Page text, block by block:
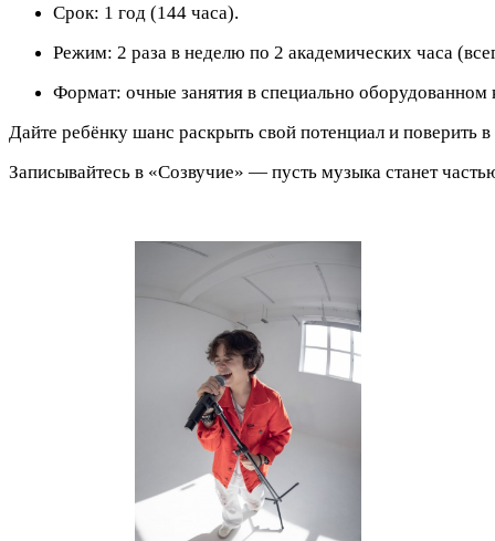
Срок: 1 год (144 часа).
Режим: 2 раза в неделю по 2 академических часа
Формат: очные занятия в специально
Дайте ребёнку шанс раскрыть свой потенциал и поверить
Записывайтесь в «Созвучие» — пусть музыка станет